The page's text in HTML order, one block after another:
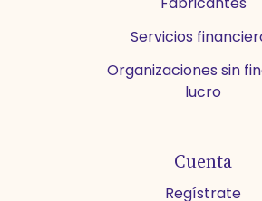
Servicios
Organizaciones sin
lucro
Cuenta
Regístrate